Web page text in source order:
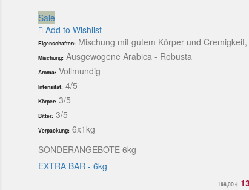
Sale
Add to Wishlist
Eigenschaften: Mischung mit gutem Körper und
Mischung: Ausgewogene Arabica - Robusta
Aroma: Vollmundig
Intensität: 4/5
Körper: 3/5
Bitter: 3/5
Verpackung: 6x1kg
SONDERANGEBOTE 6kg
EXTRA BAR - 6kg
168,00 €